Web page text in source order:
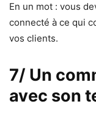
En un mot : vous
connecté à ce qui
vos clients.
7/ Un
avec son